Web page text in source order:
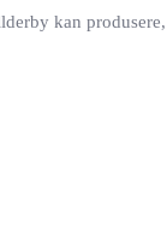
kan produsere,